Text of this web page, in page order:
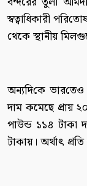
স্বত্বা‌ধিকারী
থেকে স্থানীয়
অন‌্যদি‌কে
দাম কমেছে প্রায়
পাউন্ড ১১৪ টাকা
টাকায়। অর্থাৎ